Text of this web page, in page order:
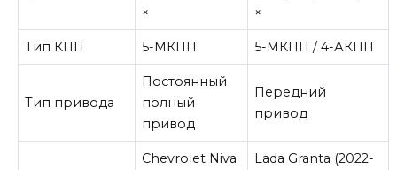
×
×
Тип КПП 5-МКПП 5-МКПП / 4-АКПП
Тип привода
Постоянный
полный
привод
Передний
привод
Chevrolet Niva
Lada Granta (2022-